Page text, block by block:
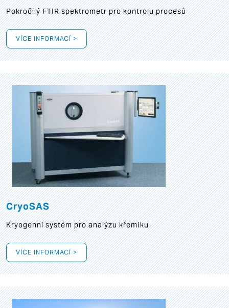
Pokročilý FTIR spektrometr pro kontrolu procesů
VÍCE INFORMACÍ >
CryoSAS
Kryogenní systém pro analýzu křemíku
VÍCE INFORMACÍ >